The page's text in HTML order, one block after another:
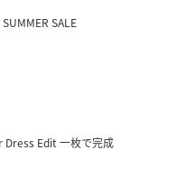
SALE
Dress Edit 一枚で完成